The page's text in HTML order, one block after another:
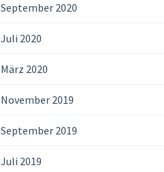
September 2020
Juli 2020
März 2020
November 2019
September 2019
Juli 2019